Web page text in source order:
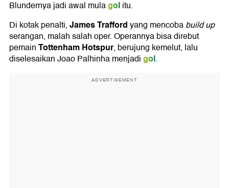
Blundernya jadi awal mulagolitu.
Di kotak penalti,James Traffordyang mencobabuild up
serangan, malah salah oper. Operannya bisa direbut
pemainTottenham Hotspur, berujung kemelut, lalu
diselesaikan Joao Palhinha menjadigol.
ADVERTISEMENT